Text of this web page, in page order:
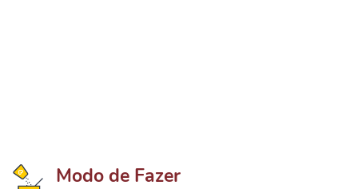
Modo de Fazer